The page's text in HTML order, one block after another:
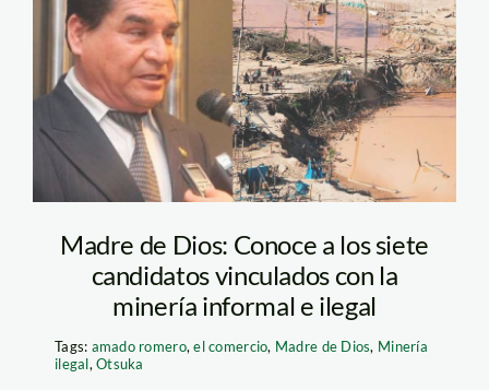
mineria-ilegal
Madre de Dios: Conoce a los siete
candidatos vinculados con la
minería informal e ilegal
Tags: amado romero,el comercio, Madre de Dios, Minería
ilegal,Otsuka